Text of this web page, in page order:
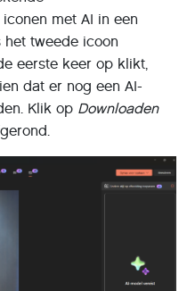
met AI in een
het tweede icoon
eerste keer op klikt,
dat er nog een AI-
Klik op Downloaden